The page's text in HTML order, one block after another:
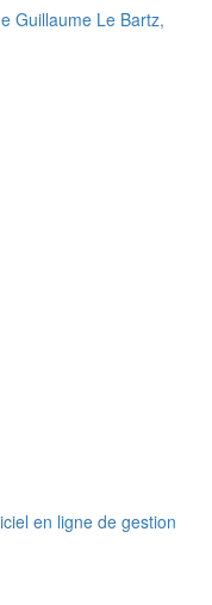
Guillaume Le Bartz,
en ligne de gestion